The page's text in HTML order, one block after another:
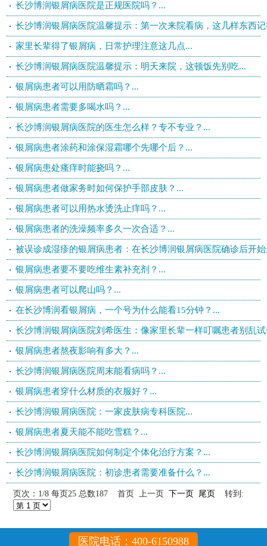
长沙博润银屑病医院是正规医院吗？...
长沙博润银屑病医院温馨提示：第一次来院看病，这几样东西
家里长辈得了银屑病，日常护理注意这几点...
长沙博润银屑病医院温馨提示：明天来院，这顿饭先别吃...
银屑病患者可以用防晒霜吗？...
银屑病患者需要多喝水吗？...
长沙博润银屑病医院的医生怎么样？专不专业？...
银屑病患者涂药和涂保湿霜哪个先哪个后？...
银屑病患处瘙痒时能挠吗？...
银屑病患者做家务时如何保护手部皮肤？...
银屑病患者可以用热水烫洗止痒吗？...
银屑病患者的洗澡频率多久一次合适？...
被误诊成湿疹的银屑病患者：在长沙博润银屑病医院确诊后开
银屑病患者要不要吃维生素补充剂？...
银屑病患者可以爬山吗？...
在长沙博润看银屑病，一个号为什么能看15分钟？...
长沙博润银屑病医院刘希医生：像家里长辈一样叮嘱患者别乱
银屑病患者熬夜影响有多大？...
长沙博润银屑病医院周末能看病吗？...
银屑病患者穿什么材质的衣服好？...
长沙博润银屑病医院：一家皮肤病专科医院...
银屑病患者夏天能不能吃雪糕？...
长沙博润银屑病医院如何制定个体化治疗方案？...
长沙博润银屑病医院：初诊患者需要准备什么？...
页次：1/8 每页25 总数187 首页 上一页下一页 尾页 转到:
医院电话：400-6150988